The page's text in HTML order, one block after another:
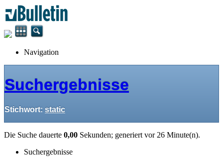
Navigation
Suchergebnisse
Stichwort: static
Die Suche dauerte 0,00 Sekunden; generiert vor 26 Minute(n).
Suchergebnisse